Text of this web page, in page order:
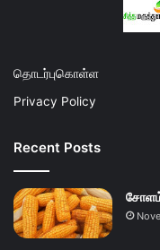
தொடர்புகொள்ள
Privacy Policy
Recent Posts